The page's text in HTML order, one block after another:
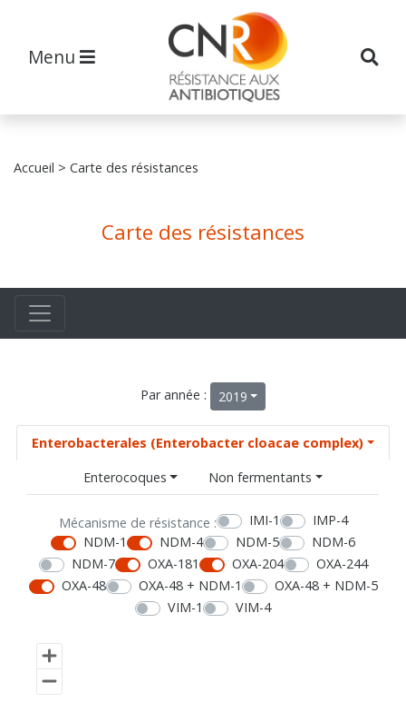
Menu
Accueil > Carte des résistances
Carte des résistances
Par année : 2019
Enterobacterales (Enterobacter cloacae complex)
Enterocoques
Non fermentants
Mécanisme de résistance : IMI-1
IMP-4
NDM-1
NDM-4 NDM-5
NDM-6
NDM-7
OXA-181 OXA-204
OXA-244
OXA-48
OXA-48 + NDM-1
OXA-48 + NDM-5
VIM-1
VIM-4